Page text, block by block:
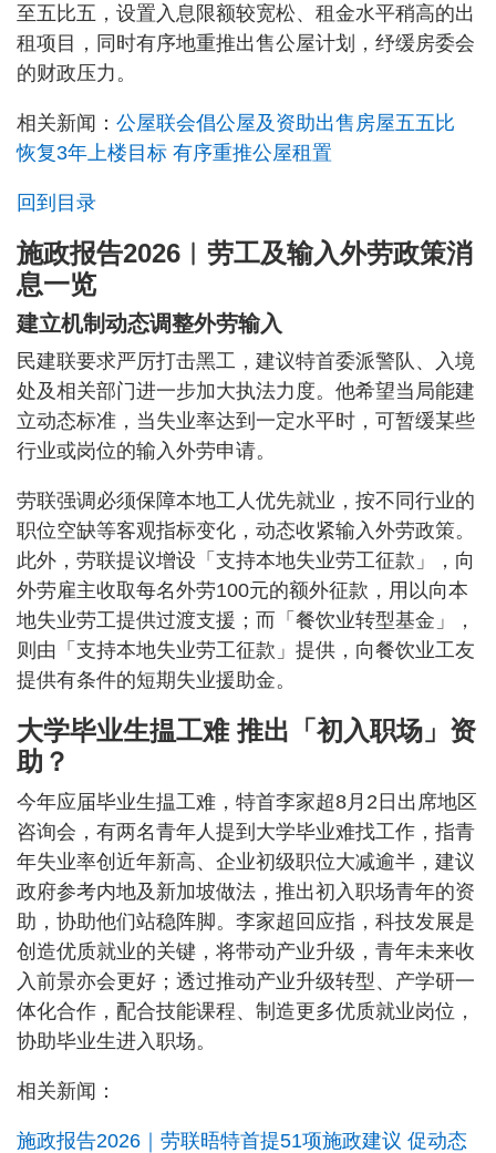
至五比五，设置入息限额较宽松、租金水平稍高的出
租项目，同时有序地重推出售公屋计划，纾缓房委会
的财政压力。
相关新闻： 公屋联会倡公屋及资助出售房屋五五比
恢复3年上楼目标 有序重推公屋租置
回到目录
施政报告2026︱劳工及输入外劳政策消
息一览
建立机制动态调整外劳输入
民建联要求严厉打击黑工，建议特首委派警队、入境
处及相关部门进一步加大执法力度。他希望当局能建
立动态标准，当失业率达到一定水平时，可暂缓某些
行业或岗位的输入外劳申请。
劳联强调必须保障本地工人优先就业，按不同行业的
职位空缺等客观指标变化，动态收紧输入外劳政策。
此外，劳联提议增设「支持本地失业劳工征款」，向
外劳雇主收取每名外劳100元的额外征款，用以向本
地失业劳工提供过渡支援；而「餐饮业转型基金」，
则由「支持本地失业劳工征款」提供，向餐饮业工友
提供有条件的短期失业援助金。
大学毕业生揾工难 推出「初入职场」资
助？
今年应届毕业生揾工难，特首李家超8月2日出席地区
咨询会，有两名青年人提到大学毕业难找工作，指青
年失业率创近年新高、企业初级职位大减逾半，建议
政府参考内地及新加坡做法，推出初入职场青年的资
助，协助他们站稳阵脚。李家超回应指，科技发展是
创造优质就业的关键，将带动产业升级，青年未来收
入前景亦会更好；透过推动产业升级转型、产学研一
体化合作，配合技能课程、制造更多优质就业岗位，
协助毕业生进入职场。
相关新闻：
施政报告2026｜劳联晤特首提51项施政建议 促动态